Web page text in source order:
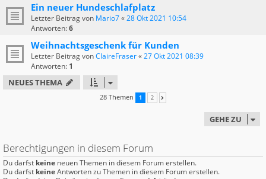
Ein neuer Hundeschlafplatz
Letzter Beitrag von Mario7«28 Okt 2021 10:54
Antworten:6
Weihnachtsgeschenk für Kunden
Letzter Beitrag vonClaireFraser«27 Okt 2021 08:39
Antworten: 1
NEUES THEMA
28 Themen 1 2
GEHE ZU
Berechtigungen in diesem Forum
Du darfst keine neuen Themen in diesem Forum erstellen.
Du darfst keineAntworten zu Themen in diesem Forum erstellen.